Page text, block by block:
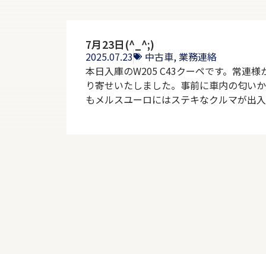
7月23日(^_^;)
2025.07.23 中古車,業務連絡
本日入庫のW205 C43クーペです。常連
り寄せいたしました。事前に車内の匂い
もメルスユーロにはステキなクルマが出